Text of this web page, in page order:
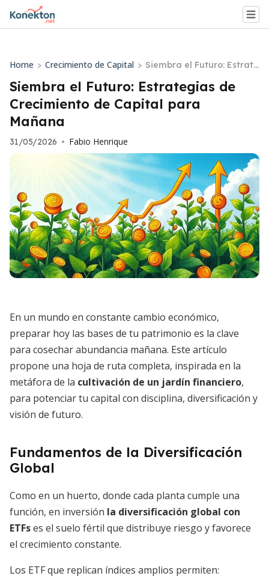
Home > Crecimiento de Capital > Siembra el Futuro: Estrate
gias de Crecimiento de C
apital para Mañana
Siembra el Futuro: Estrategias de
Crecimiento de Capital para
Mañana
31/05/2026 • Fabio Henrique
En un mundo en constante cambio económico,
preparar hoy las bases de tu patrimonio es la clave
para cosechar abundancia mañana. Este artículo
propone una hoja de ruta completa, inspirada en la
metáfora de la cultivación de un jardín financiero,
para potenciar tu capital con disciplina, diversificación y
visión de futuro.
Fundamentos de la Diversificación
Global
Como en un huerto, donde cada planta cumple una
función, en inversión la diversificación global con
ETFses el suelo fértil que distribuye riesgo y favorece
el crecimiento constante.
Los ETF que replican índices amplios permiten: